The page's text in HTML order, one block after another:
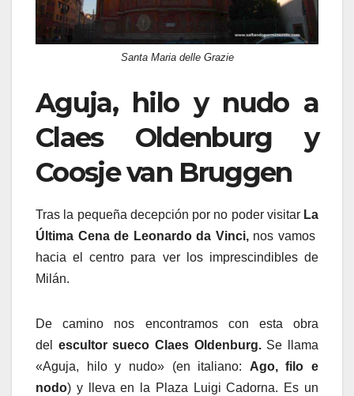
Santa Maria delle Grazie
Aguja, hilo y nudo a
Claes Oldenburg y
Coosje van Bruggen
Tras la pequeña decepción por no poder visitar La
Última Cena de Leonardo da Vinci,nos vamos
hacia el centro para ver los imprescindibles de
Milán.
De camino nos encontramos con esta obra
del escultor sueco Claes Oldenburg. Se llama
«Aguja, hilo y nudo» (en italiano: Ago, filo e
nodo) y lleva en la Plaza Luigi Cadorna. Es un